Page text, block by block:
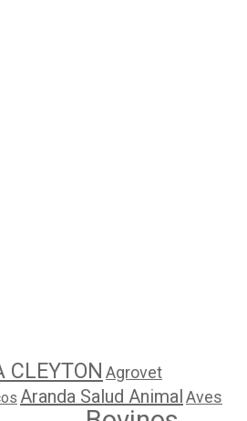
CLEYTON Agrovet
Aranda Salud AnimalAves